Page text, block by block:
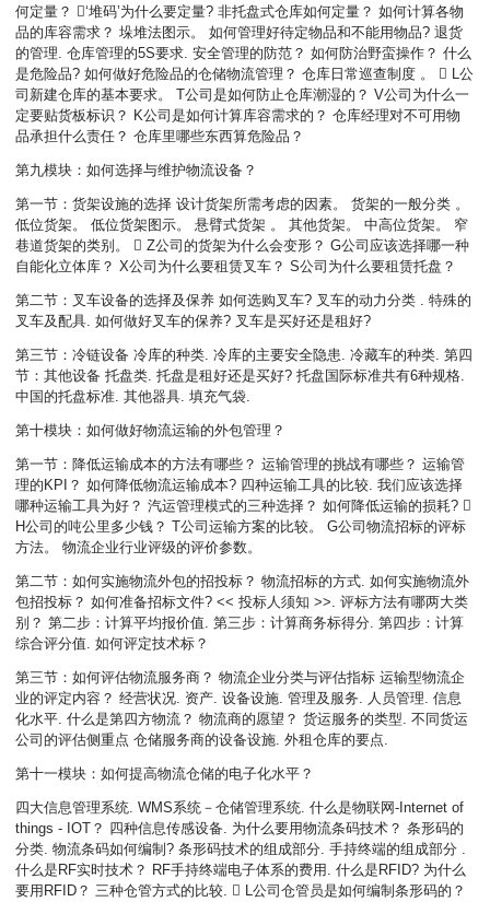
何定量？ ‘堆码’为什么要定量? 非托盘式仓库如何定量？ 如何计算各物
品的库容需求？ 垛堆法图示。 如何管理好待定物品和不能用物品? 退货
的管理. 仓库管理的5S要求. 安全管理的防范？ 如何防治野蛮操作？ 什么
是危险品? 如何做好危险品的仓储物流管理？ 仓库日常巡查制度 。  L公
司新建仓库的基本要求。 T公司是如何防止仓库潮湿的？ V公司为什么一
定要贴货板标识？ K公司是如何计算库容需求的？ 仓库经理对不可用物
品承担什么责任？ 仓库里哪些东西算危险品？
第九模块：如何选择与维护物流设备？
第一节：货架设施的选择 设计货架所需考虑的因素。 货架的一般分类 。
低位货架。 低位货架图示。 悬臂式货架 。 其他货架。 中高位货架。 窄
巷道货架的类别。  Z公司的货架为什么会变形？ G公司应该选择哪一种
自能化立体库？ X公司为什么要租赁叉车？ S公司为什么要租赁托盘？
第二节：叉车设备的选择及保养 如何选购叉车? 叉车的动力分类 . 特殊的
叉车及配具. 如何做好叉车的保养? 叉车是买好还是租好?
第三节：冷链设备 冷库的种类. 冷库的主要安全隐患. 冷藏车的种类. 第四
节：其他设备 托盘类. 托盘是租好还是买好? 托盘国际标准共有6种规格.
中国的托盘标准. 其他器具. 填充气袋.
第十模块：如何做好物流运输的外包管理？
第一节：降低运输成本的方法有哪些？ 运输管理的挑战有哪些？ 运输管
理的KPI？ 如何降低物流运输成本? 四种运输工具的比较. 我们应该选择
哪种运输工具为好？ 汽运管理模式的三种选择？ 如何降低运输的损耗? 
H公司的吨公里多少钱？ T公司运输方案的比较。 G公司物流招标的评标
方法。 物流企业行业评级的评价参数。
第二节：如何实施物流外包的招投标？ 物流招标的方式. 如何实施物流外
包招投标？ 如何准备招标文件? << 投标人须知 >>. 评标方法有哪两大类
别？ 第二步：计算平均报价值. 第三步：计算商务标得分. 第四步：计算
综合评分值. 如何评定技术标？
第三节：如何评估物流服务商？ 物流企业分类与评估指标 运输型物流企
业的评定内容？ 经营状况. 资产. 设备设施. 管理及服务. 人员管理. 信息
化水平. 什么是第四方物流？ 物流商的愿望？ 货运服务的类型. 不同货运
公司的评估侧重点 仓储服务商的设备设施. 外租仓库的要点.
第十一模块：如何提高物流仓储的电子化水平？
四大信息管理系统. WMS系统－仓储管理系统. 什么是物联网-Internet of
things - IOT？ 四种信息传感设备. 为什么要用物流条码技术？ 条形码的
分类. 物流条码如何编制? 条形码技术的组成部分. 手持终端的组成部分 .
什么是RF实时技术？ RF手持终端电子体系的费用. 什么是RFID? 为什么
要用RFID？ 三种仓管方式的比较.  L公司仓管员是如何编制条形码的？